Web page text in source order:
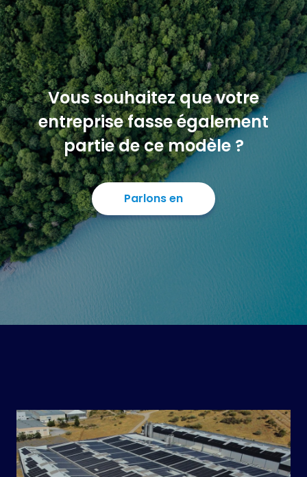
Vous souhaitez que votre
entreprise fasse également
partie de ce modèle ?